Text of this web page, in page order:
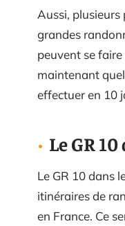
Aussi,
grandes
peuvent se
maintenant
effectuer en 10
Le GR
Le GR 10 dans
itinéraires de
en France. Ce